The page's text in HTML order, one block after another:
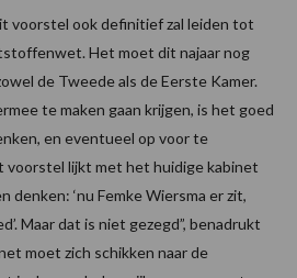
voorstel ook definitief zal leiden tot
Het moet dit najaar nog
de Tweede als de Eerste Kamer.
te maken gaan krijgen, is het goed
en eventueel op voor te
voorstel lijkt met het huidige kabinet
denken: ‘nu Femke Wiersma er zit,
Maar dat is niet gezegd”, benadrukt
moet zich schikken naar de